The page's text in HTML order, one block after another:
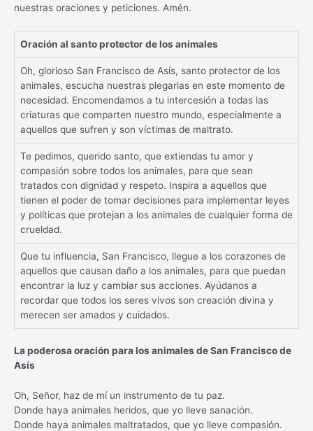
nuestras oraciones y peticiones. Amén.
Oración al santo protector de los animales
Oh, glorioso San Francisco de Asís, santo protector de los
animales, escucha nuestras plegarias en este momento de
necesidad. Encomendamos a tu intercesión a todas las
criaturas que comparten nuestro mundo, especialmente a
aquellos que sufren y son víctimas de maltrato.
Te pedimos, querido santo, que extiendas tu amor y
compasión sobre todos los animales, para que sean
tratados con dignidad y respeto. Inspira a aquellos que
tienen el poder de tomar decisiones para implementar leyes
y políticas que protejan a los animales de cualquier forma de
crueldad.
Que tu influencia, San Francisco, llegue a los corazones de
aquellos que causan daño a los animales, para que puedan
encontrar la luz y cambiar sus acciones. Ayúdanos a
recordar que todos los seres vivos son creación divina y
merecen ser amados y cuidados.
La poderosa oración para los animales de San Francisco de
Asís
Oh, Señor, haz de mí un instrumento de tu paz.
Donde haya animales heridos, que yo lleve sanación.
Donde haya animales maltratados, que yo lleve compasión.